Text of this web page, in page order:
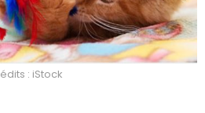
: iStock